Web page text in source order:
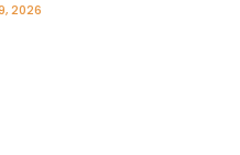
2026